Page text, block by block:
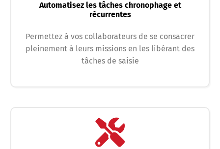
Automatisez les tâches chronophage et
récurrentes
Permettez à vos collaborateurs de se consacrer
pleinement à leurs missions en les libérant des
tâches de saisie